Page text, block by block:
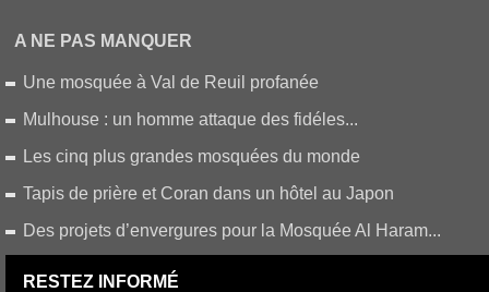
A NE PAS MANQUER
Une mosquée à Val de Reuil profanée
Mulhouse : un homme attaque des fidéles...
Les cinq plus grandes mosquées du monde
Tapis de prière et Coran dans un hôtel au Japon
Des projets d’envergures pour la Mosquée Al Haram...
RESTEZ INFORMÉ